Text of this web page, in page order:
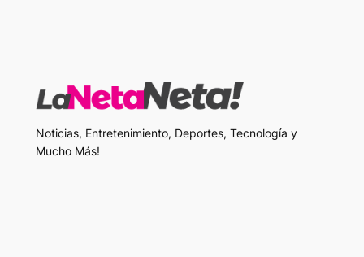
Noticias, Entretenimiento, Deportes, Tecnología y
Mucho Más!